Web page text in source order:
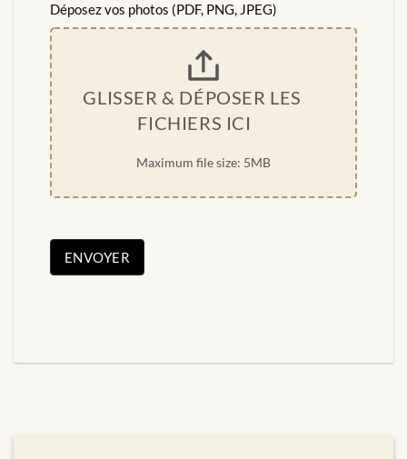
Déposez vos photos (PDF, PNG, JPEG)
GLISSER & DÉPOSER LES
FICHIERS ICI
Maximum file size: 5MB
ENVOYER